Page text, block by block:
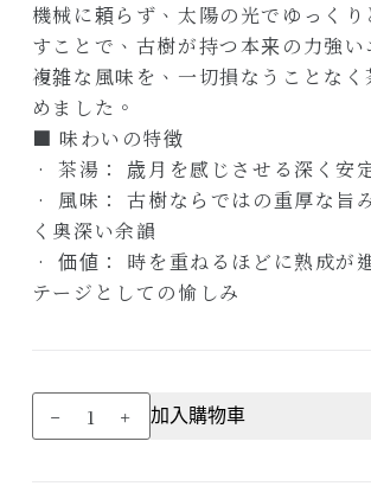
機械に頼らず、太陽の光でゆっく
すことで、古樹が持つ本来の力強い
複雑な風味を、一切損なうことなく
めました。
■ 味わいの特徴
• 茶湯： 歳月を感じさせる深く安
• 風味： 古樹ならではの重厚な旨
く奥深い余韻
• 価値： 時を重ねるほどに熟成が
テージとしての愉しみ
年
加入購物車